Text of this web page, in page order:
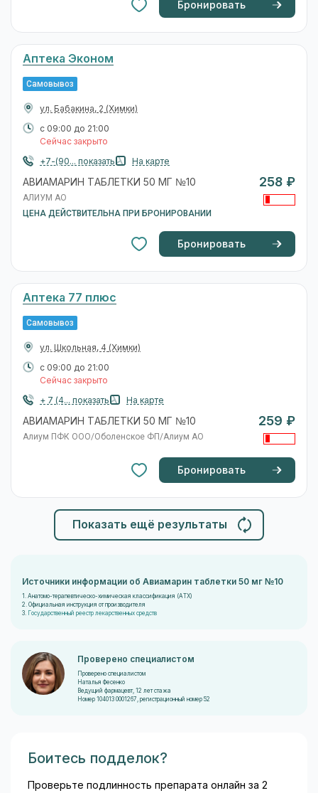
Бронировать
Аптека Эконом
Самовывоз
ул. Бабакина, 2 (Химки)
с 09:00 до 21:00
Сейчас закрыто
+7-(90... показать
На карте
АВИАМАРИН ТАБЛЕТКИ 50 МГ №10
АЛИУМ АО
ЦЕНА ДЕЙСТВИТЕЛЬНА ПРИ БРОНИРОВАНИИ
258 ₽
Бронировать
Аптека 77 плюс
Самовывоз
ул. Школьная, 4 (Химки)
с 09:00 до 21:00
Сейчас закрыто
+ 7 (4... показать
На карте
АВИАМАРИН ТАБЛЕТКИ 50 МГ №10
Алиум ПФК ООО/Оболенское ФП/Алиум АО
259 ₽
Бронировать
Показать ещё результаты
Источники информации об Авиамарин таблетки 50 мг №10
1. Анатомо-терапевтическо-химическая классификация (ATX)
2. Официальная инструкция от производителя
3.
Государственный реестр лекарственных средств
Проверено специалистом
Проверено специалистом
Наталья Фесенко
Ведущий фармацевт, 12 лет стажа
Номер 104013 0001267, регистрационный номер 52
Боитесь подделок?
Проверьте подлинность препарата онлайн за 2